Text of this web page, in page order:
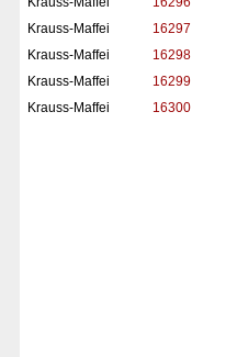
Krauss-Maffei
16297
Krauss-Maffei
16298
Krauss-Maffei
16299
Krauss-Maffei
16300